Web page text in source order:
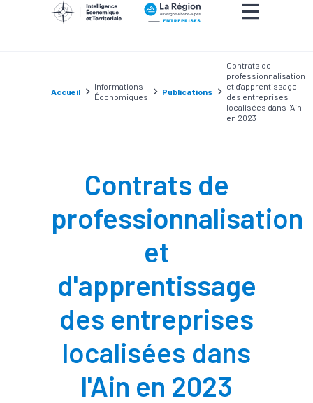
Accueil
Informations
Économiques
Publications
Contrats de
professionnalisation
et d'apprentissage
des entreprises
localisées dans l'Ain
en 2023
Contrats de
professionnalisation
et
d'apprentissage
des entreprises
localisées dans
l'Ain en 2023